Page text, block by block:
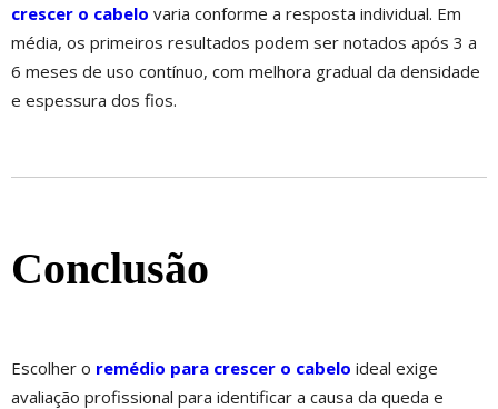
crescer o cabelo varia conforme a resposta individual. Em
média, os primeiros resultados podem ser notados após 3 a
6 meses de uso contínuo, com melhora gradual da densidade
e espessura dos fios.
Conclusão
Escolher o remédio para crescer o cabelo ideal exige
avaliação profissional para identificar a causa da queda e